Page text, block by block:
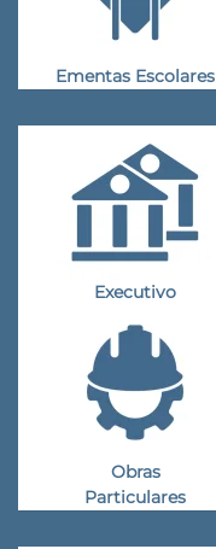
Ementas Escolares
Executivo
Obras
Particulares